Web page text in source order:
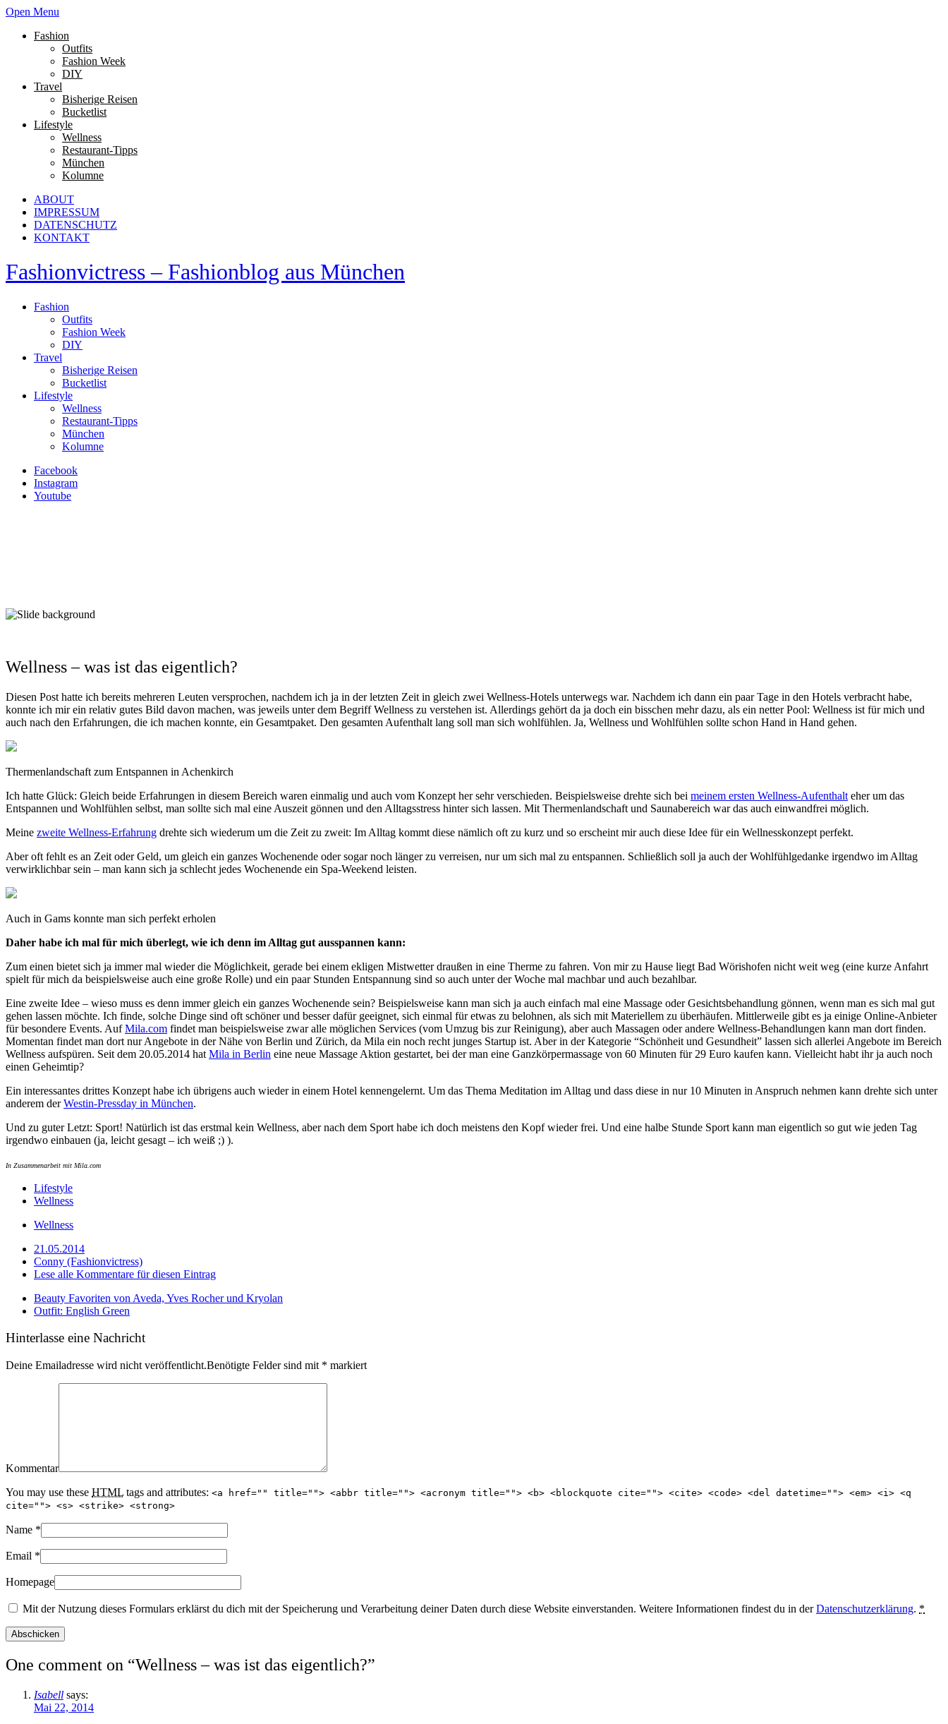
Open Menu
Fashion
Outfits
Fashion Week
DIY
Travel
Bisherige Reisen
Bucketlist
Lifestyle
Wellness
Restaurant-Tipps
München
Kolumne
ABOUT
IMPRESSUM
DATENSCHUTZ
KONTAKT
Fashionvictress – Fashionblog aus München
Fashion
Outfits
Fashion Week
DIY
Travel
Bisherige Reisen
Bucketlist
Lifestyle
Wellness
Restaurant-Tipps
München
Kolumne
Facebook
Instagram
Youtube
Wellness – was ist das eigentlich?
Diesen Post hatte ich bereits mehreren Leuten versprochen, nachdem ich ja in der letzten Zeit in gleich zwei Wellness-Hotels unterwegs war. Nachdem ich dann ein paar Tage in den Hotels verbracht habe,
konnte ich mir ein relativ gutes Bild davon machen, was jeweils unter dem Begriff Wellness zu verstehen ist. Allerdings gehört da ja doch ein bisschen mehr dazu, als ein netter Pool: Wellness ist für mich und
auch nach den Erfahrungen, die ich machen konnte, ein Gesamtpaket. Den gesamten Aufenthalt lang soll man sich wohlfühlen. Ja, Wellness und Wohlfühlen sollte schon Hand in Hand gehen.
Thermenlandschaft zum Entspannen in Achenkirch
Ich hatte Glück: Gleich beide Erfahrungen in diesem Bereich waren einmalig und auch vom Konzept her sehr verschieden. Beispielsweise drehte sich bei meinem ersten Wellness-Aufenthalt eher um das
Entspannen und Wohlfühlen selbst, man sollte sich mal eine Auszeit gönnen und den Alltagsstress hinter sich lassen. Mit Thermenlandschaft und Saunabereich war das auch einwandfrei möglich.
Meine zweite Wellness-Erfahrung drehte sich wiederum um die Zeit zu zweit: Im Alltag kommt diese nämlich oft zu kurz und so erscheint mir auch diese Idee für ein Wellnesskonzept perfekt.
Aber oft fehlt es an Zeit oder Geld, um gleich ein ganzes Wochenende oder sogar noch länger zu verreisen, nur um sich mal zu entspannen. Schließlich soll ja auch der Wohlfühlgedanke irgendwo im Alltag
verwirklichbar sein – man kann sich ja schlecht jedes Wochenende ein Spa-Weekend leisten.
Auch in Gams konnte man sich perfekt erholen
Daher habe ich mal für mich überlegt, wie ich denn im Alltag gut ausspannen kann:
Zum einen bietet sich ja immer mal wieder die Möglichkeit, gerade bei einem ekligen Mistwetter draußen in eine Therme zu fahren. Von mir zu Hause liegt Bad Wörishofen nicht weit weg (eine kurze Anfahrt
spielt für mich da beispielsweise auch eine große Rolle) und ein paar Stunden Entspannung sind so auch unter der Woche mal machbar und auch bezahlbar.
Eine zweite Idee – wieso muss es denn immer gleich ein ganzes Wochenende sein? Beispielsweise kann man sich ja auch einfach mal eine Massage oder Gesichtsbehandlung gönnen, wenn man es sich mal gut
gehen lassen möchte. Ich finde, solche Dinge sind oft schöner und besser dafür geeignet, sich einmal für etwas zu belohnen, als sich mit Materiellem zu überhäufen. Mittlerweile gibt es ja einige Online-Anbieter
für besondere Events. AufMila.com findet man beispielsweise zwar alle möglichen Services (vom Umzug bis zur Reinigung), aber auch Massagen oder andere Wellness-Behandlungen kann man dort finden.
Momentan findet man dort nur Angebote in der Nähe von Berlin und Zürich, da Mila ein noch recht junges Startup ist. Aber in der Kategorie “Schönheit und Gesundheit” lassen sich allerlei Angebote im Bereich
Wellness aufspüren. Seit dem 20.05.2014 hat Mila in Berlin eine neue Massage Aktion gestartet, bei der man eine Ganzkörpermassage von 60 Minuten für 29 Euro kaufen kann. Vielleicht habt ihr ja auch noch
einen Geheimtip?
Ein interessantes drittes Konzept habe ich übrigens auch wieder in einem Hotel kennengelernt. Um das Thema Meditation im Alltag und dass diese in nur 10 Minuten in Anspruch nehmen kann drehte sich unter
anderem derWestin-Pressday in München.
Und zu guter Letzt: Sport! Natürlich ist das erstmal kein Wellness, aber nach dem Sport habe ich doch meistens den Kopf wieder frei. Und eine halbe Stunde Sport kann man eigentlich so gut wie jeden Tag
irgendwo einbauen (ja, leicht gesagt – ich weiß ;) ).
In Zusammenarbeit mit Mila.com
Lifestyle
Wellness
Wellness
21.05.2014
Conny (Fashionvictress)
Lese alle Kommentare für diesen Eintrag
Beauty Favoriten von Aveda, Yves Rocher und Kryolan
Outfit: English Green
Hinterlasse eine Nachricht
Deine Emailadresse wird nicht veröffentlicht.Benötigte Felder sind mit * markiert
Kommentar
You may use these HTML tags and attributes: <a href="" title=""> <abbr title=""> <acronym title=""> <b> <blockquote cite=""> <cite> <code> <del datetime=""> <em> <i> <q
cite=""> <s> <strike> <strong>
Name *
Email *
Homepage
Mit der Nutzung dieses Formulars erklärst du dich mit der Speicherung und Verarbeitung deiner Daten durch diese Website einverstanden. Weitere Informationen findest du in derDatenschutzerklärung. *
One comment on “Wellness – was ist das eigentlich?”
Isabell says:
Mai 22, 2014